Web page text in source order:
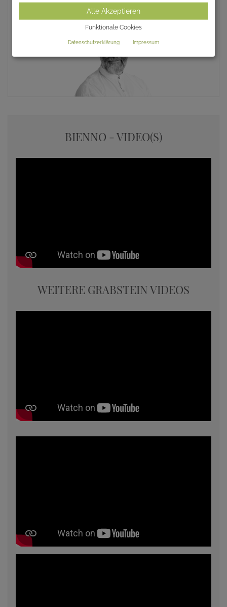
BIENNO - VIDEO(S)
WEITERE GRABSTEIN VIDEOS
Alle Akzeptieren
Funktionale Cookies
Datenschutzerklärung Impressum